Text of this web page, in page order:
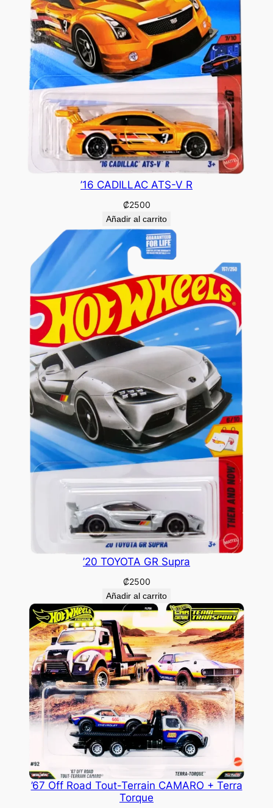
’16 CADILLAC ATS-V R
₡2500
Añadir al carrito
’20 TOYOTA GR Supra
₡2500
Añadir al carrito
’67 Off Road Tout-Terrain CAMARO + Terra
Torque